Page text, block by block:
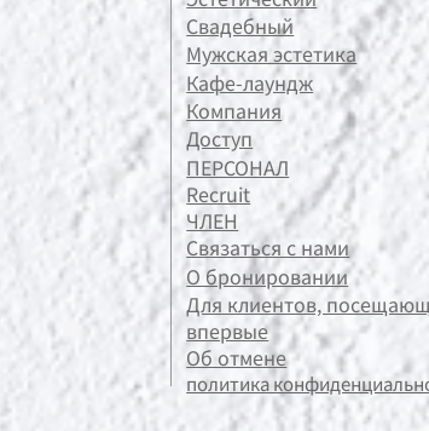
Свадебный
Мужская эстетика
Кафе-лаундж
Компания
Доступ
ПЕРСОНАЛ
Recruit
ЧЛЕН
Связаться с нами
О бронировании
Для клиентов,
впервые
Об отмене
политика